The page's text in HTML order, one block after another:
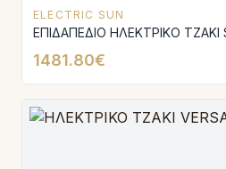
ELECTRIC SUN
ΕΠΙΔΑΠΕΔΙΟ ΗΛΕΚΤΡΙΚΟ
1481.80€